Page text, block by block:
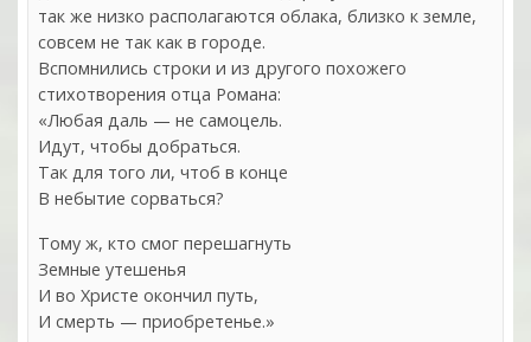
так же низко располагаются облака, близко к земле,
совсем не так как в городе.
Вспомнились строки и из другого похожего
стихотворения отца Романа:
«Любая даль — не самоцель.
Идут, чтобы добраться.
Так для того ли, чтоб в конце
В небытие сорваться?
Тому ж, кто смог перешагнуть
Земные утешенья
И во Христе окончил путь,
И смерть — приобретенье.»